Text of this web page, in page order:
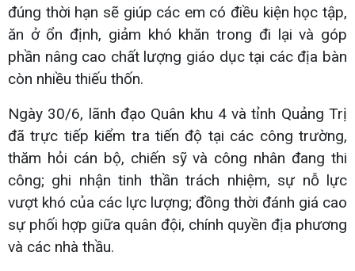
đúng thời hạn sẽ giúp các em có điều kiện học tập,
ăn ở ổn định, giảm khó khăn trong đi lại và góp
phần nâng cao chất lượng giáo dục tại các địa bàn
còn nhiều thiếu thốn.
Ngày 30/6, lãnh đạo Quân khu 4 và tỉnh Quảng Trị
đã trực tiếp kiểm tra tiến độ tại các công trường,
thăm hỏi cán bộ, chiến sỹ và công nhân đang thi
công; ghi nhận tinh thần trách nhiệm, sự nỗ lực
vượt khó của các lực lượng; đồng thời đánh giá cao
sự phối hợp giữa quân đội, chính quyền địa phương
và các nhà thầu.